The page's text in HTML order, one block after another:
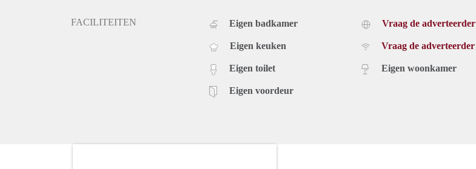
FACILITEITEN Eigen badkamer
Eigen keuken
Eigen toilet
Eigen voordeur
Vraag de adverteerder
Vraag de adverteerder
Eigen woonkamer